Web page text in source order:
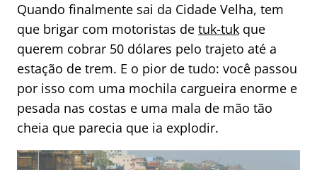
Quando finalmente sai da Cidade Velha, tem
que brigar com motoristas de tuk-tuk que
querem cobrar 50 dólares pelo trajeto até a
estação de trem. E o pior de tudo: você passou
por isso com uma mochila cargueira enorme e
pesada nas costas e uma mala de mão tão
cheia que parecia que ia explodir.